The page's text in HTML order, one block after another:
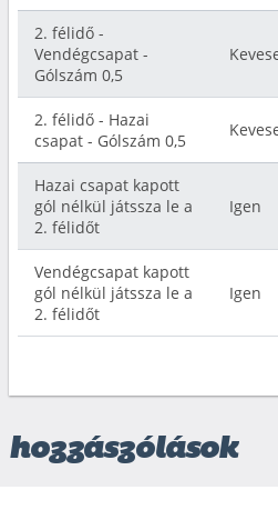
2. félidő -
Vendégcsapat -
Gólszám 0,5
2. félidő - Hazai
csapat - Gólszám 0,5
Hazai csapat kapott
gól nélkül játssza le a
2. félidőt
Igen
Vendégcsapat kapott
gól nélkül játssza le a
2. félidőt
Igen
hozzászólások